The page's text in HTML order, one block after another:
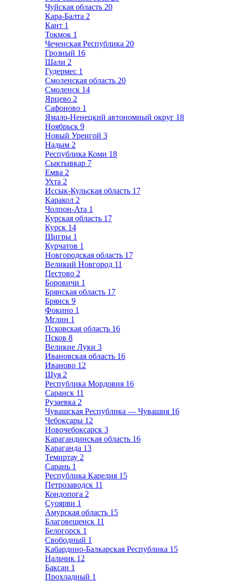
Чуйская область 20
Кара-Балта 2
Кант 1
Токмок 1
Чеченская Республика 20
Грозный 16
Шали 2
Гудермес 1
Смоленская область 20
Смоленск 14
Ярцево 2
Сафоново 1
Ямало-Ненецкий автономный округ 18
Ноябрьск 9
Новый Уренгой 3
Надым 2
Республика Коми 18
Сыктывкар 7
Емва 2
Ухта 2
Иссык-Кульская область 17
Каракол 2
Чолпон-Ата 1
Курская область 17
Курск 14
Щигры 1
Курчатов 1
Новгородская область 17
Великий Новгород 11
Пестово 2
Боровичи 1
Брянская область 17
Брянск 9
Фокино 1
Мглин 1
Псковская область 16
Псков 8
Великие Луки 3
Ивановская область 16
Иваново 12
Шуя 2
Республика Мордовия 16
Саранск 11
Рузаевка 2
Чувашская Республика — Чувашия 16
Чебоксары 12
Новочебоксарск 3
Карагандинская область 16
Караганда 13
Темиртау 2
Сарань 1
Республика Карелия 15
Петрозаводск 11
Кондопога 2
Суоярви 1
Амурская область 15
Благовещенск 11
Белогорск 1
Свободный 1
Кабардино-Балкарская Республика 15
Нальчик 12
Баксан 1
Прохладный 1